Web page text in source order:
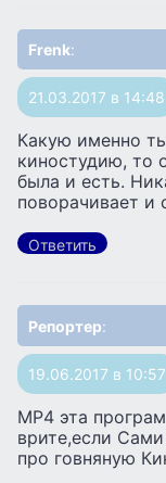
Frenk:
21.03.2017 в 14:48
Какую именно
киностудию, то
была и есть.
поворачивает и
Ответить
Репортер:
19.06.2017 в 10:57
МР4 эта
врите,если
про говняную